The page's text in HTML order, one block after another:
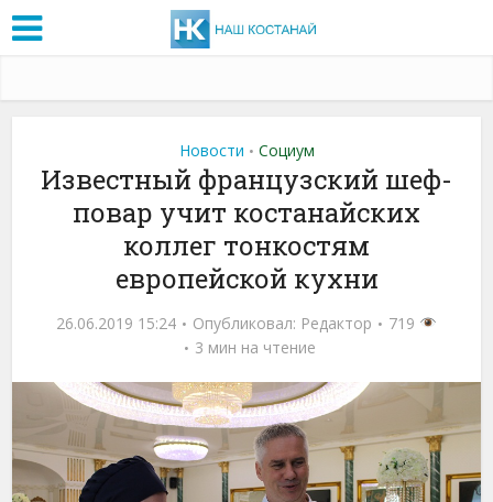
Новости • Социум
Известный французский шеф-
повар учит костанайских
коллег тонкостям
европейской кухни
26.06.2019 15:24 Опубликовал: Редактор
719
3 мин на чтение